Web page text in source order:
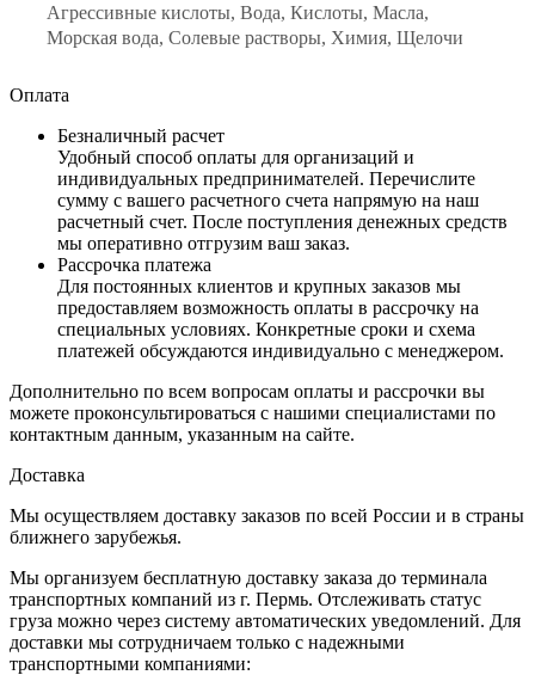
Агрессивные кислоты, Вода, Кислоты, Масла,
Морская вода, Солевые растворы, Химия, Щелочи
Оплата
Безналичный расчет
Удобный способ оплаты для организаций и
индивидуальных предпринимателей. Перечислите
сумму с вашего расчетного счета напрямую на наш
расчетный счет. После поступления денежных средств
мы оперативно отгрузим ваш заказ.
Рассрочка платежа
Для постоянных клиентов и крупных заказов мы
предоставляем возможность оплаты в рассрочку на
специальных условиях. Конкретные сроки и схема
платежей обсуждаются индивидуально с менеджером.
Дополнительно по всем вопросам оплаты и рассрочки вы
можете проконсультироваться с нашими специалистами по
контактным данным, указанным на сайте.
Доставка
Мы осуществляем доставку заказов по всей России и в страны
ближнего зарубежья.
Мы организуем бесплатную доставку заказа до терминала
транспортных компаний из г. Пермь. Отслеживать статус
груза можно через систему автоматических уведомлений. Для
доставки мы сотрудничаем только с надежными
транспортными компаниями: